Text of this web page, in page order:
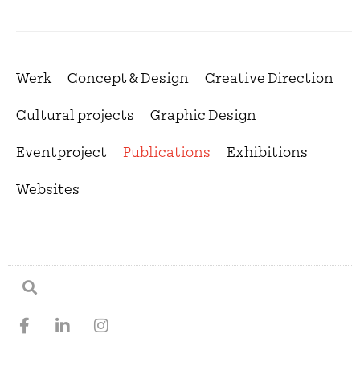
Werk Concept & Design Creative Direction
Cultural projects Graphic Design
Eventproject Publications Exhibitions
Websites